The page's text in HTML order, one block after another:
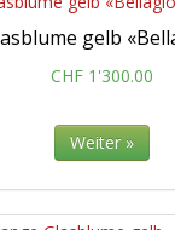
CHF 1'300.00
Weiter »